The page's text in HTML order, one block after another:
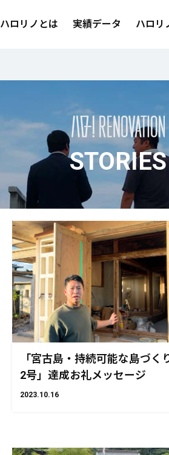
ハロリノとは 実績データ ハロリ
STORIES
「宮古島・持続可能な島づく
2号」達成お礼メッセージ
2023.10.16